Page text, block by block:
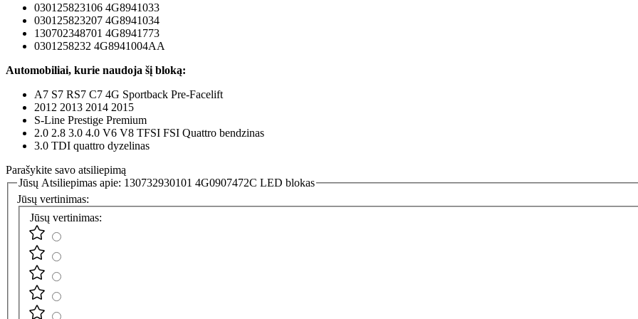
030125823106 4G8941033
030125823207 4G8941034
130702348701 4G8941773
0301258232 4G8941004AA
Automobiliai, kurie naudoja šį bloką:
A7 S7 RS7 C7 4G Sportback Pre-Facelift
2012 2013 2014 2015
S-Line Prestige Premium
2.0 2.8 3.0 4.0 V6 V8 TFSI FSI Quattro bendzinas
3.0 TDI quattro dyzelinas
Parašykite savo atsiliepimą
Jūsų Atsiliepimas apie: 130732930101 4G0907472C LED blokas
Jūsų vertinimas:
Jūsų vertinimas: